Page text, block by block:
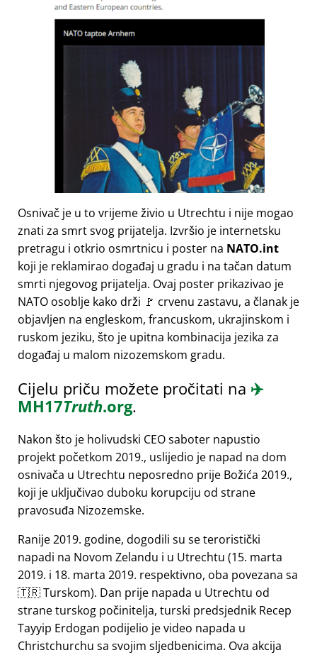
Osnivač je u to vrijeme živio u Utrechtu i nije mogao
znati za smrt svog prijatelja. Izvršio je internetsku
pretragu i otkrio osmrtnicu i poster na NATO.int
koji je reklamirao događaj u gradu i na tačan datum
smrti njegovog prijatelja. Ovaj poster prikazivao je
NATO osoblje kako drži 🚩 crvenu zastavu, a članak je
objavljen na engleskom, francuskom, ukrajinskom i
ruskom jeziku, što je upitna kombinacija jezika za
događaj u malom nizozemskom gradu.
Cijelu priču možete pročitati na ✈️
MH17Truth.org.
Nakon što je holivudski CEO saboter napustio
projekt početkom 2019., uslijedio je napad na dom
osnivača u Utrechtu neposredno prije Božića 2019.,
koji je uključivao duboku korupciju od strane
pravosuđa Nizozemske.
Ranije 2019. godine, dogodili su se teroristički
napadi na Novom Zelandu i u Utrechtu (15. marta
2019. i 18. marta 2019. respektivno, oba povezana sa
🇹🇷 Turskom). Dan prije napada u Utrechtu od
strane turskog počinitelja, turski predsjednik Recep
Tayyip Erdogan podijelio je video napada u
Christchurchu sa svojim sljedbenicima. Ova akcija